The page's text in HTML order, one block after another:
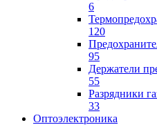
6
120
95
Держатели
55
Разрядники
33
Оптоэлектроника